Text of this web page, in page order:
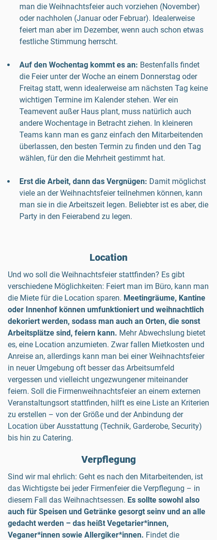
man die Weihnachtsfeier auch vorziehen (November)
oder nachholen (Januar oder Februar). Idealerweise
feiert man aber im Dezember, wenn auch schon etwas
festliche Stimmung herrscht.
Auf den Wochentag kommt es an: Bestenfalls findet
die Feier unter der Woche an einem Donnerstag oder
Freitag statt, wenn idealerweise am nächsten Tag keine
wichtigen Termine im Kalender stehen. Wer ein
Teamevent außer Haus plant, muss natürlich auch
andere Wochentage in Betracht ziehen. In kleineren
Teams kann man es ganz einfach den Mitarbeitenden
überlassen, den besten Termin zu finden und den Tag
wählen, für den die Mehrheit gestimmt hat.
Erst die Arbeit, dann das Vergnügen: Damit möglichst
viele an der Weihnachtsfeier teilnehmen können, kann
man sie in die Arbeitszeit legen. Beliebter ist es aber, die
Party in den Feierabend zu legen.
Location
Und wo soll die Weihnachtsfeier stattfinden? Es gibt
verschiedene Möglichkeiten: Feiert man im Büro, kann man
die Miete für die Location sparen. Meetingräume, Kantine
oder Innenhof können umfunktioniert und weihnachtlich
dekoriert werden, sodass man auch an Orten, die sonst
Arbeitsplätze sind, feiern kann. Mehr Abwechslung bietet
es, eine Location anzumieten. Zwar fallen Mietkosten und
Anreise an, allerdings kann man bei einer Weihnachtsfeier
in neuer Umgebung oft besser das Arbeitsumfeld
vergessen und vielleicht ungezwungener miteinander
feiern. Soll die Firmenweihnachtsfeier an einem externen
Veranstaltungsort stattfinden, hilft es eine Liste an Kriterien
zu erstellen – von der Größe und der Anbindung der
Location über Ausstattung (Technik, Garderobe, Security)
bis hin zu Catering.
Verpflegung
Sind wir mal ehrlich: Geht es nach den Mitarbeitenden, ist
das Wichtigste bei jeder Firmenfeier die Verpflegung – in
diesem Fall das Weihnachtsessen. Es sollte sowohl also
auch für Speisen und Getränke gesorgt seinv und an alle
gedacht werden – das heißt Vegetarier*innen,
Veganer*innen sowie Allergiker*innen. Findet die